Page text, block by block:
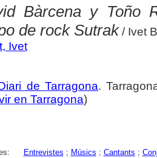
Bàrcena y Toño
de rock Sutrak/ Ivet
Ivet
de Tarragona.
en Tarragona)
Entrevistes ; Músics ; Cantants ;